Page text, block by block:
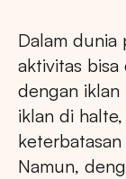
Dalam dunia
aktivitas bisa
dengan iklan
iklan di
Namun,